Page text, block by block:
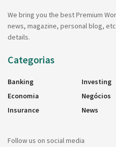
We bring you the best Premium
news, magazine, personal blog,
details.
Categorias
Banking
Economia
Insurance
Investing
Negócios
News
Follow us on social media